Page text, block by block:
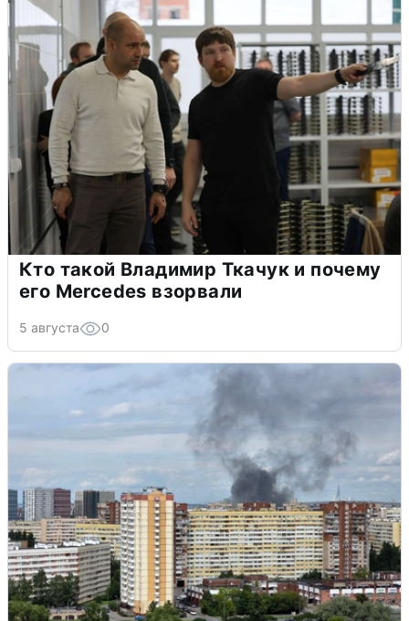
Кто такой Владимир Ткачук и почему
его Mercedes взорвали
5 августа 0